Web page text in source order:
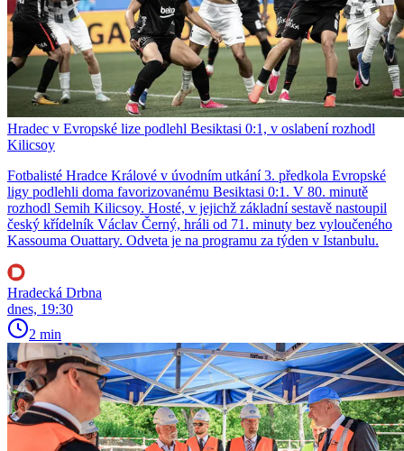
Hradec v Evropské lize podlehl Besiktasi 0:1, v oslabení rozhodl
Kilicsoy
Fotbalisté Hradce Králové v úvodním utkání 3. předkola Evropské
ligy podlehli doma favorizovanému Besiktasi 0:1. V 80. minutě
rozhodl Semih Kilicsoy. Hosté, v jejichž základní sestavě nastoupil
český křídelník Václav Černý, hráli od 71. minuty bez vyloučeného
Kassouma Ouattary. Odveta je na programu za týden v Istanbulu.
Hradecká Drbna
dnes, 19:30
2 min